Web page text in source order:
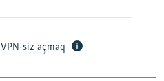
VPN-siz açmaq